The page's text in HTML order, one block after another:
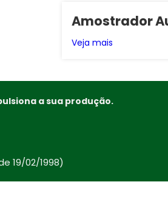
Amostrador
Veja mais
a sua produção.
19/02/1998)